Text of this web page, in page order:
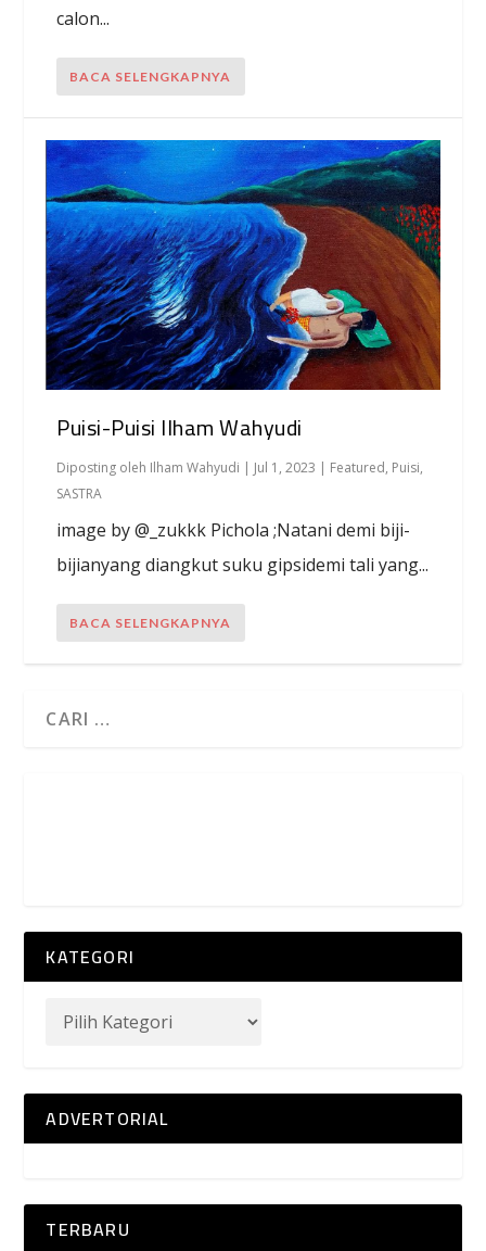
calon...
BACA SELENGKAPNYA
Puisi-Puisi Ilham Wahyudi
Diposting oleh Ilham Wahyudi | Jul 1, 2023 | Featured, Puisi,
SASTRA
image by @_zukkk Pichola ;Natani demi biji-
bijianyang diangkut suku gipsidemi tali yang...
BACA SELENGKAPNYA
KATEGORI
ADVERTORIAL
TERBARU